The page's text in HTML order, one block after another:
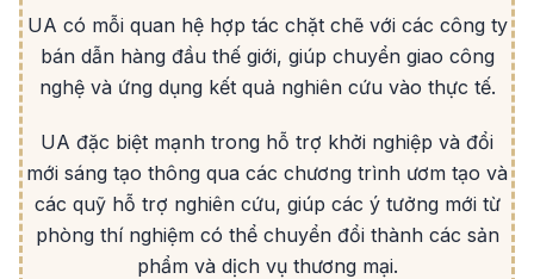
UA có mỗi quan hệ hợp tác chặt chẽ với các công ty
bán dẫn hàng đầu thế giới, giúp chuyển giao công
nghệ và ứng dụng kết quả nghiên cứu vào thực tế.
UA đặc biệt mạnh trong hỗ trợ khởi nghiệp và đổi
mới sáng tạo thông qua các chương trình ươm tạo và
các quỹ hỗ trợ nghiên cứu, giúp các ý tưởng mới từ
phòng thí nghiệm có thể chuyển đổi thành các sản
phẩm và dịch vụ thương mại.